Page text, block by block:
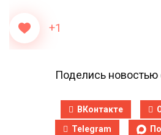
+1
Поделись новостью
ВКонтакте
Telegram